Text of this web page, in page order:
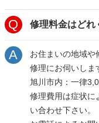
修理料金はどれ
お住まいの地域や
修理にお伺いしま
旭川市内：一律
修理費用は症状に
い合わせ下さい。